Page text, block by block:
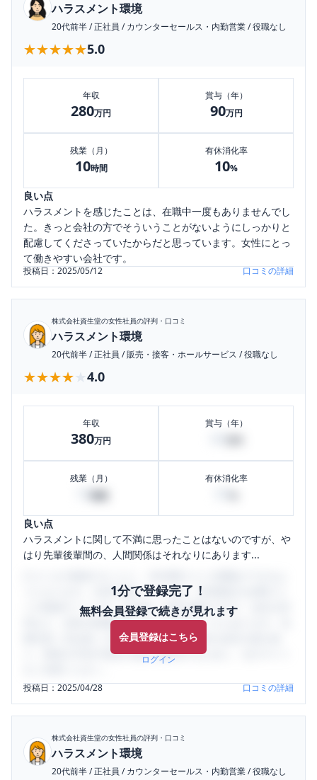
ハラスメント環境
20代前半/正社員 /カウンターセールス・内勤営業/役職なし
★★★★★
★★★★★5.0
年収
280万円
賞与（年）
90万円
残業（月）
10時間
有休消化率
10%
良い点
ハラスメントを感じたことは、在職中一度もありませんでし
た。きっと会社の方でそういうことがないようにしっかりと
配慮してくださっていたからだと思っています。女性にとっ
て働きやすい会社です。
投稿日：2025/05/12 口コミの詳細
株式会社資生堂の女性社員の評判・口コミ
ハラスメント環境
20代前半/正社員 /販売・接客・ホールサービス /役職なし
★★★★★
★★★★★ 4.0
年収
380万円
賞与（年）
残業（月） 有休消化率
良い点
ハラスメントに関して不満に思ったことはないのですが、や
はり先輩後輩間の、人間関係はそれなりにあります...
1分で登録完了！
無料会員登録で続きが見れます
会員登録はこちら
ログイン
うになります。SHEHUB(シーハブ)は、女性限定の企業口コ
ミの投稿サイトです。給与面・女性の働きやすさ・会社の評
判など、女性の転職は気にすべき点がたくさんあります。先
輩社員（元社員）の口コミを通して、本当の会社の姿を知
り、将来の不安や現在の悩みを解消するために、ぜひサイト
投稿日：2025/04/28 口コミの詳細
株式会社資生堂の女性社員の評判・口コミ
ハラスメント環境
20代前半/正社員 /カウンターセールス・内勤営業/役職なし